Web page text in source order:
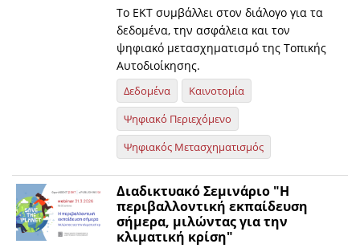
Το ΕΚΤ συμβάλλει στον διάλογο για τα
δεδομένα, την ασφάλεια και τον
ψηφιακό μετασχηματισμό της Τοπικής
Αυτοδιοίκησης.
Δεδομένα
Καινοτομία
Ψηφιακό Περιεχόμενο
Ψηφιακός Μετασχηματισμός
Διαδικτυακό Σεμινάριο "Η
περιβαλλοντική εκπαίδευση
σήμερα, μιλώντας για την
κλιματική κρίση"